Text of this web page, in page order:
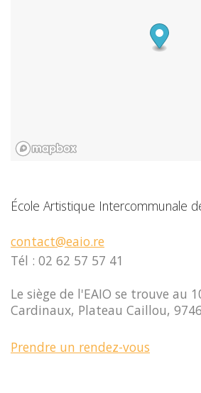
École Artistique Intercommunale
contact@eaio.re
Tél : 02 62 57 57 41
Le siège de l'EAIO se trouve au
Cardinaux, Plateau Caillou,
Prendre un rendez-vous